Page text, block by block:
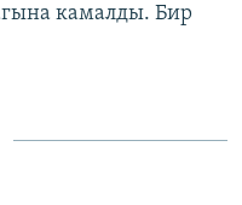
камалды. Бир